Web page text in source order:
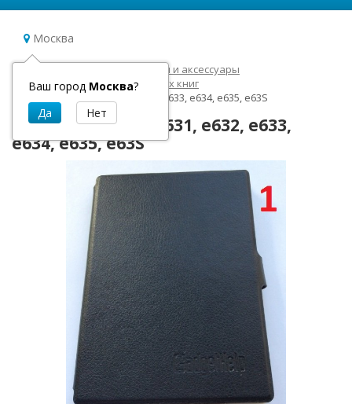
Москва
Ваш город Москва?
Главная
Электронные книги и аксессуары
Аксессуары для электронных книг
Обложка Digma e631, e632, e633, e634, e635, e63S
Обложка Digma e631, e632, e633,
e634, e635, e63S